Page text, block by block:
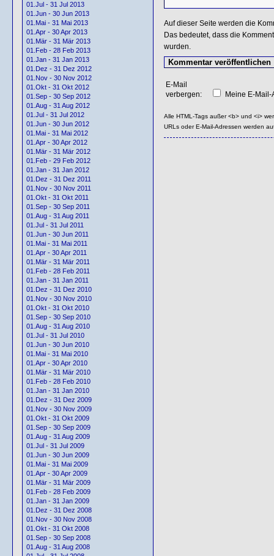
01.Jul - 31 Jul 2013
01.Jun - 30 Jun 2013
01.Mai - 31 Mai 2013
01.Apr - 30 Apr 2013
01.Mär - 31 Mär 2013
01.Feb - 28 Feb 2013
01.Jan - 31 Jan 2013
01.Dez - 31 Dez 2012
01.Nov - 30 Nov 2012
01.Okt - 31 Okt 2012
01.Sep - 30 Sep 2012
01.Aug - 31 Aug 2012
01.Jul - 31 Jul 2012
01.Jun - 30 Jun 2012
01.Mai - 31 Mai 2012
01.Apr - 30 Apr 2012
01.Mär - 31 Mär 2012
01.Feb - 29 Feb 2012
01.Jan - 31 Jan 2012
01.Dez - 31 Dez 2011
01.Nov - 30 Nov 2011
01.Okt - 31 Okt 2011
01.Sep - 30 Sep 2011
01.Aug - 31 Aug 2011
01.Jul - 31 Jul 2011
01.Jun - 30 Jun 2011
01.Mai - 31 Mai 2011
01.Apr - 30 Apr 2011
01.Mär - 31 Mär 2011
01.Feb - 28 Feb 2011
01.Jan - 31 Jan 2011
01.Dez - 31 Dez 2010
01.Nov - 30 Nov 2010
01.Okt - 31 Okt 2010
01.Sep - 30 Sep 2010
01.Aug - 31 Aug 2010
01.Jul - 31 Jul 2010
01.Jun - 30 Jun 2010
01.Mai - 31 Mai 2010
01.Apr - 30 Apr 2010
01.Mär - 31 Mär 2010
01.Feb - 28 Feb 2010
01.Jan - 31 Jan 2010
01.Dez - 31 Dez 2009
01.Nov - 30 Nov 2009
01.Okt - 31 Okt 2009
01.Sep - 30 Sep 2009
01.Aug - 31 Aug 2009
01.Jul - 31 Jul 2009
01.Jun - 30 Jun 2009
01.Mai - 31 Mai 2009
01.Apr - 30 Apr 2009
01.Mär - 31 Mär 2009
01.Feb - 28 Feb 2009
01.Jan - 31 Jan 2009
01.Dez - 31 Dez 2008
01.Nov - 30 Nov 2008
01.Okt - 31 Okt 2008
01.Sep - 30 Sep 2008
01.Aug - 31 Aug 2008
Auf dieser Seite werden die
Das bedeutet, dass die
wurden.
E-Mail
verbergen:
Meine E-
Alle HTML-Tags außer <b> und <i>
URLs oder E-Mail-Adressen werden